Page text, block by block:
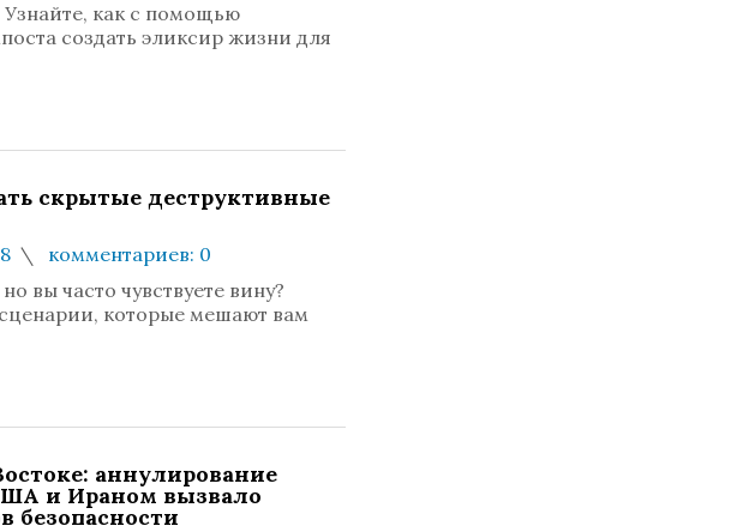
Узнайте, как с помощью
создать эликсир жизни для
скрытые деструктивные
комментариев: 0
вы часто чувствуете вину?
которые мешают вам
аннулирование
и Ираном вызвало
безопасности